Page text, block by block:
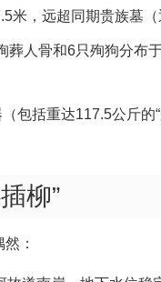
米，远超同期贵族墓
葬人骨和6只殉狗分布
（包括重达117.5公斤
柳”
：